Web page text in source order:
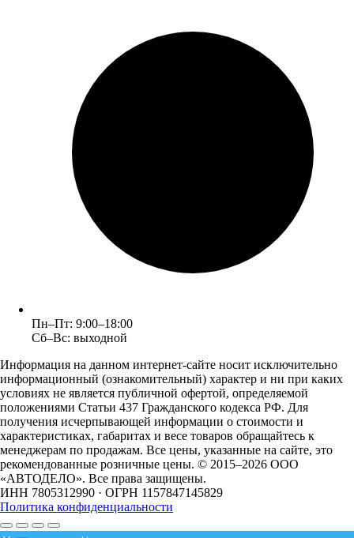
Пн–Пт: 9:00–18:00
Сб–Вс: выходной
Информация на данном интернет-сайте носит исключительно
информационный (ознакомительный) характер и ни при каких
условиях не является публичной офертой, определяемой
положениями Статьи 437 Гражданского кодекса РФ. Для
получения исчерпывающей информации о стоимости и
характеристиках, габаритах и весе товаров обращайтесь к
менеджерам по продажам. Все цены, указанные на сайте, это
рекомендованные розничные цены. © 2015–2026 ООО
«АВТОДЕЛО». Все права защищены.
ИНН 7805312990 · ОГРН 1157847145829
Политика конфиденциальности